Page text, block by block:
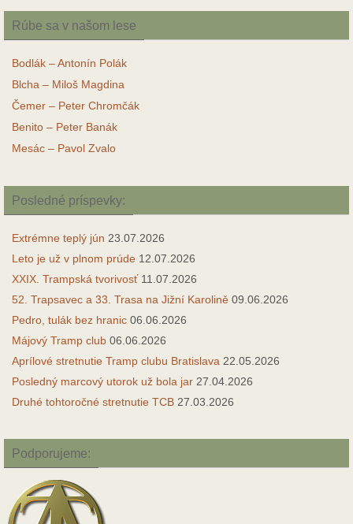
Rúbe sa v našom lese
Bodlák – Antonín Polák
Blcha – Miloš Magdina
Čemer – Peter Chromčák
Benito – Peter Banák
Mesác – Pavol Zvalo
Posledné príspevky:
Extrémne teplý jún 23.07.2026
Leto je už v plnom prúde 12.07.2026
XXIX. Trampská tvorivosť 11.07.2026
52. Trapsavec a 33. Trasa na Jižní Karolině 09.06.2026
Pedro, tulák bez hranic 06.06.2026
Májový Tramp club 06.06.2026
Aprílové stretnutie Tramp clubu Bratislava 22.05.2026
Posledný marcový utorok už bola jar 27.04.2026
Druhé tohtoročné stretnutie TCB 27.03.2026
Podporujeme: